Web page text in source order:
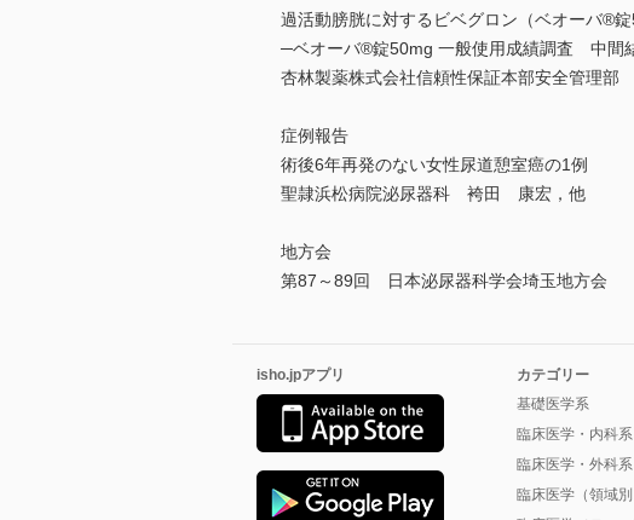
過活動膀胱に対するビベグロン（ベオーバ®
─ベオーバ®錠50mg 一般使用成績調査 中間
杏林製薬株式会社信頼性保証本部安全管理
症例報告
術後6年再発のない女性尿道憩室癌の1例
聖隷浜松病院泌尿器科 袴田 康宏，他
地方会
第87～89回 日本泌尿器科学会埼玉地方会
isho.jpアプリ
カテゴリー
基礎医学系
臨床医学・内科系
臨床医学・外科系
臨床医学（領域別